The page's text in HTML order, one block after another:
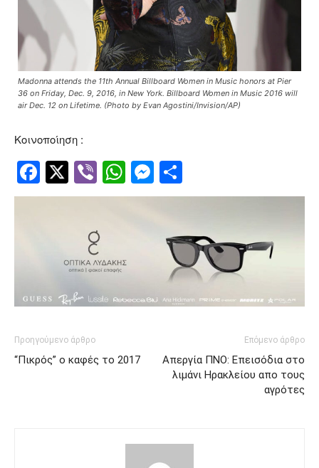
Madonna attends the 11th Annual Billboard Women in Music honors at Pier
36 on Friday, Dec. 9, 2016, in New York. Billboard Women in Music 2016 will
air Dec. 12 on Lifetime. (Photo by Evan Agostini/Invision/AP)
Κοινοποίηση :
Facebook
Twitter
ViberWhatsApp
Messenger
Προηγούμενο άρθρο
“Πικρός” ο καφές το 2017
Επόμενο άρθρο
Απεργία ΠΝΟ: Επεισόδια στο
λιμάνι Ηρακλείου απο τους
αγρότες